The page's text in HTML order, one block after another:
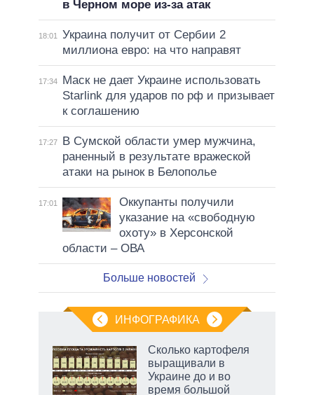
в Черном море из-за атак
18:01
Украина получит от Сербии 2
миллиона евро: на что направят
17:34
Маск не дает Украине использовать
Starlink для ударов по рф и призывает
к соглашению
17:27
В Сумской области умер мужчина,
раненный в результате вражеской
атаки на рынок в Белополье
17:01
Оккупанты получили
указание на «свободную
охоту» в Херсонской
области – ОВА
Больше новостей
ИНФОГРАФИКА
Сколько картофеля
выращивали в
Украине до и во
время большой